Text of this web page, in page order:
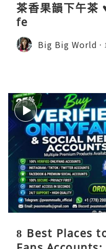
茶香果韻下午茶
fe
Big Big World
8 Best Places